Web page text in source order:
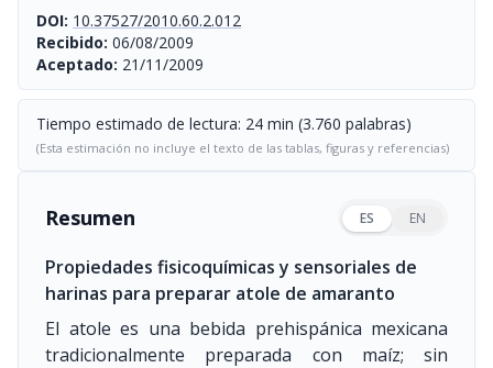
DOI: 10.37527/2010.60.2.012
Recibido: 06/08/2009
Aceptado: 21/11/2009
Tiempo estimado de lectura: 24 min (3.760 palabras)
(Esta estimación no incluye el texto de las tablas, figuras y referencias)
Resumen ES EN
Propiedades fisicoquímicas y sensoriales de
harinas para preparar atole de amaranto
El atole es una bebida prehispánica mexicana
tradicionalmente preparada con maíz; sin